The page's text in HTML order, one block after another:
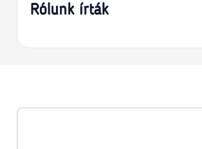
Rólunk írták